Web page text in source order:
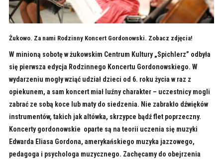
Żukowo. Za nami Rodzinny Koncert Gordonowski. Zobacz zdjęcia!
W minioną sobotę w żukowskim Centrum Kultury „Spichlerz” odbyła
się pierwsza edycja Rodzinnego Koncertu Gordonowskiego. W
wydarzeniu mogły wziąć udział dzieci od 6. roku życia w raz z
opiekunem, a sam koncert miał luźny charakter – uczestnicy mogli
zabrać ze sobą koce lub maty do siedzenia. Nie zabrakło dźwięków
instrumentów, takich jak altówka, skrzypce bądź flet poprzeczny.
Koncerty gordonowskie oparte są na teorii uczenia się muzyki
Edwarda Eliasa Gordona, amerykańskiego muzyka jazzowego,
pedagoga i psychologa muzycznego. Zachęcamy do obejrzenia